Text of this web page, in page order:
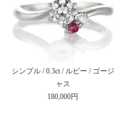
シンプル / 0.3ct / ルビー / ゴージ
ャス
180,000円